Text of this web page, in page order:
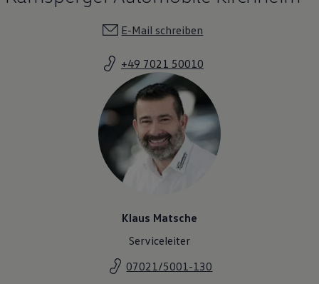
E-Mail schreiben
+49 7021 50010
Klaus Matsche
Serviceleiter
07021/5001-130